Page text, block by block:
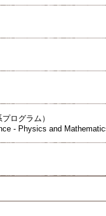
ログラム）
- Physics and